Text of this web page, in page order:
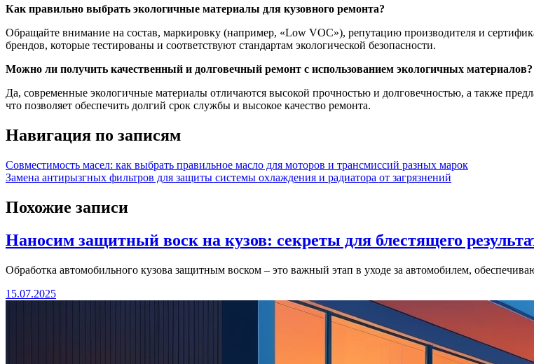
Как правильно выбрать экологичные материалы для кузовного ремонта?
Обращайте внимание на состав, маркировку (например, «Low VOC»), репутацию производителя и
брендов, которые тестированы и соответствуют стандартам экологической безопасности.
Можно ли получить качественный и долговечный ремонт с использованием экологичных материалов?
Да, современные экологичные материалы отличаются высокой прочностью и долговечностью, а также
что позволяет обеспечить долгий срок службы и высокое качество ремонта.
Навигация по записям
Совместимость масел: как выбрать правильное масло для моторов и трансмиссий разных марок
Замена антирызгных фильтров для защиты системы охлаждения и радиатора от загрязнений
Похожие записи
Наносим защитный воск на кузов: секреты для блестящего
Обработка автомобильного кузова защитным воском – это важный этап в уходе за автомобилем,
15.07.2025